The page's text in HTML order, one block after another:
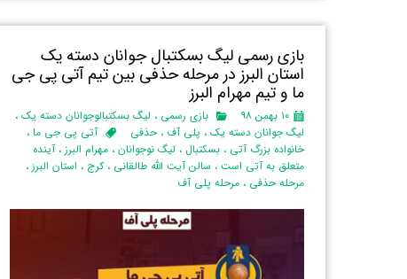
بازی رسمی لیگ بسکتبال جوانان دسته یک
استان البرز‌ در مرحله حذفی بین تیم آتی پی جی
ما و تیم مهرام البرز
۱۰ بهمن ۹۸ بازی رسمی ، لیگ بسکتبالوجوانان دسته یک ،
لیگ جوانان دسته یک ، پلی آف ، حذفی آتی پی جی ما ،
خانواده بزرگ آتی ، بسکتبال ، لیگ نوجوانان ، مهرام البرز ، آینده
متعلق به آتی است ، سالن آیت الله طالقانی ،کرج ، استان البرز‌ ،
مرحله حذفی ، مرحله پلی آف